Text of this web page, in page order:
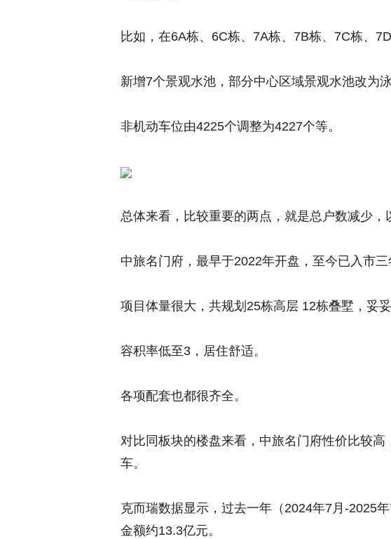
比如，在6A栋、6C栋、7A栋、7B栋、7C栋、
新增7个景观水池， 部分中心区域景观水池改为泳
非机动车位由4225个调整为4227个等。
总体来看，比较重要的两点，就是总户数减少，
中旅名门府，最早于2022年开盘，至今已入市三
项目体量很大，共规划 25栋高层 12栋叠墅 ，妥
容积率低至3， 居住舒适。
各项配套也都很齐全。
对比同板块的楼盘来看，中旅名门府性价比较
车。
克而瑞数据显示，过去一年 （2024年7月-2025年
金额约13.3亿元。